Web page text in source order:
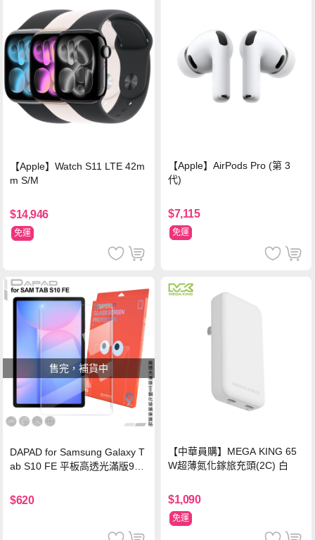
【Apple】Watch S11 LTE 42m
m S/M
$14,946
免運
【Apple】AirPods Pro (第 3
代)
$7,115
免運
售完，補貨中
DAPAD for Samsung Galaxy T
ab S10 FE 平板高透光滿版9H
$620
【中華員購】MEGA KING 65
W超薄氮化鎵旅充頭(2C) 白
$1,090
免運